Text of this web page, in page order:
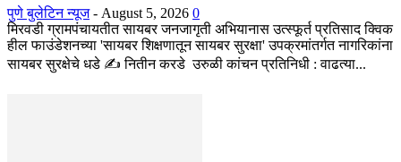
पुणे बुलेटिन न्यूज - August 5, 2026 0
मिरवडी ग्रामपंचायतीत सायबर जनजागृती अभियानास उत्स्फूर्त प्रतिसाद क्विक
हील फाउंडेशनच्या 'सायबर शिक्षणातून सायबर सुरक्षा' उपक्रमांतर्गत नागरिकांना
सायबर सुरक्षेचे धडे ✍️ नितीन करडे उरुळी कांचन प्रतिनिधी : वाढत्या...